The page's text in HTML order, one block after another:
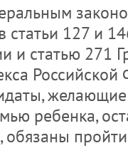
статьи 127 и
и статью 271
ребенка,